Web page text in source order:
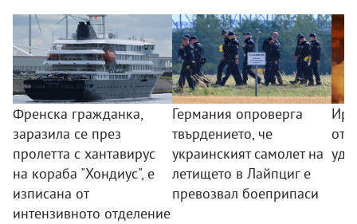
Френска гражданка,
заразила се през
пролетта с хантавирус
на кораба "Хондиус", е
изписана от
интензивното отделение
Германия опроверга
твърдението, че
украинският самолет на
летището в Лайпциг е
превозвал боеприпаси
от